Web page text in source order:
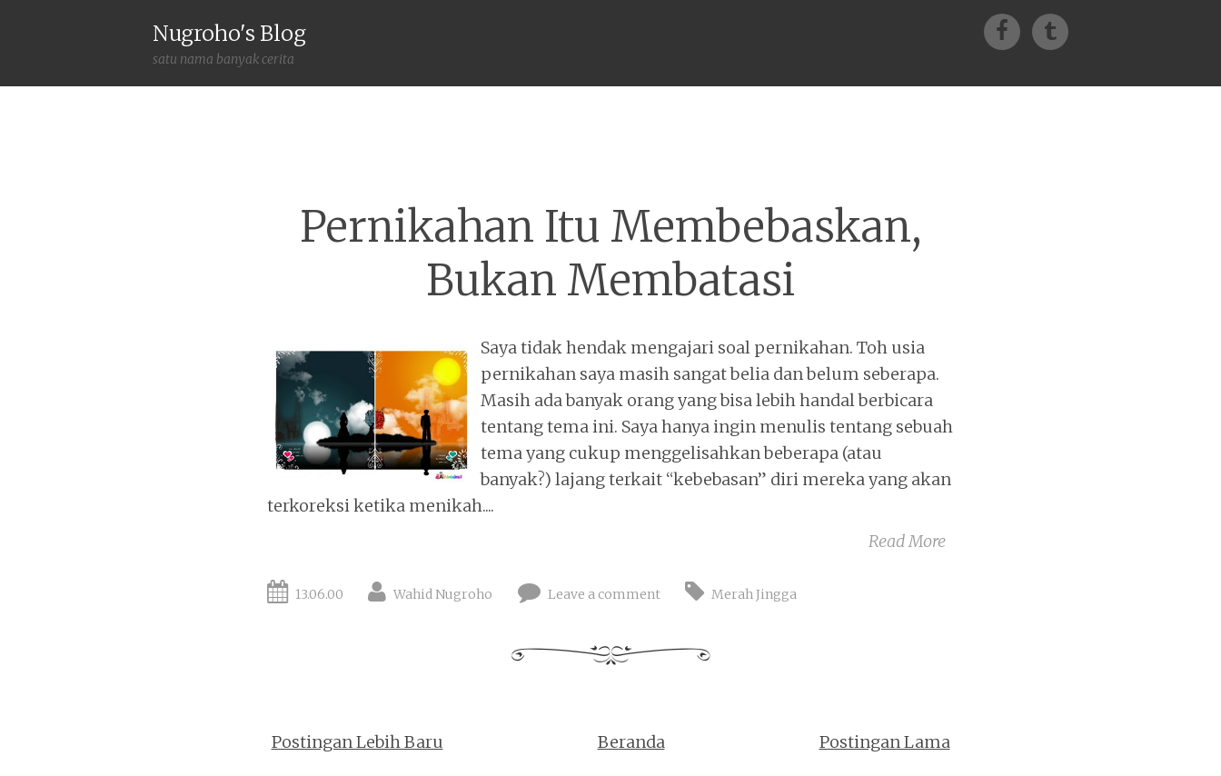
Nugroho's Blog
satu nama banyak cerita
Facebook
Pernikahan Itu Membebaskan,
Bukan Membatasi
Saya tidak hendak mengajari soal pernikahan. Toh usia
pernikahan saya masih sangat belia dan belum seberapa.
Masih ada banyak orang yang bisa lebih handal berbicara
tentang tema ini. Saya hanya ingin menulis tentang sebuah
tema yang cukup menggelisahkan beberapa (atau
banyak?) lajang terkait “kebebasan” diri mereka yang akan
terkoreksi ketika menikah....
Read More
13.06.00 Wahid Nugroho Leave a comment Merah Jingga
Postingan Lebih Baru Postingan Lama
Beranda